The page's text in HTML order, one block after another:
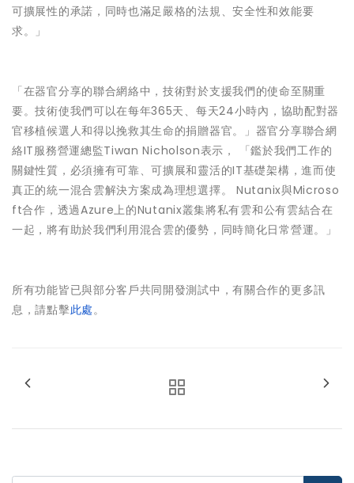
可擴展性的承諾，同時也滿足嚴格的法規、安全性和效能要
求。」
「在器官分享的聯合網絡中，技術對於支援我們的使命至關重
要。技術使我們可以在每年365天、每天24小時內，協助配對器
官移植候選人和得以挽救其生命的捐贈器官。」器官分享聯合網
絡IT服務營運總監Tiwan Nicholson表示， 「鑑於我們工作的
關鍵性質，必須擁有可靠、可擴展和靈活的IT基礎架構，進而使
真正的統一混合雲解決方案成為理想選擇。 Nutanix與Microso
ft合作，透過Azure上的Nutanix叢集將私有雲和公有雲結合在
一起，將有助於我們利用混合雲的優勢，同時簡化日常營運。」
所有功能皆已與部分客戶共同開發測試中，有關合作的更多訊
息，請點擊此處。